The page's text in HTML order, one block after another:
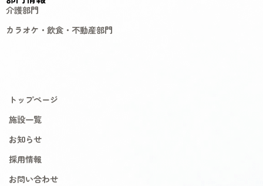
介護部門
カラオケ・飲食・不動産部門
トップページ
施設一覧
お知らせ
採用情報
お問い合わせ